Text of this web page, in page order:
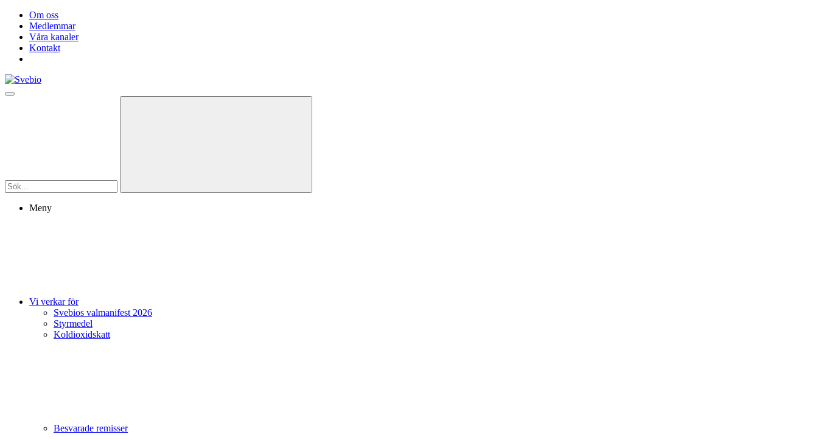
Om oss
Medlemmar
Våra kanaler
Kontakt
Meny
Vi verkar för
Svebios valmanifest 2026
Styrmedel
Koldioxidskatt
Besvarade remisser